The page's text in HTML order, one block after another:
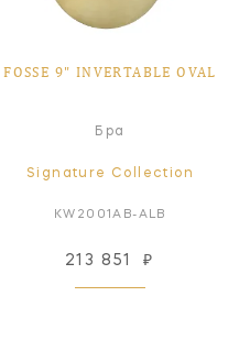
FOSSE 9" INVERTABLE OVAL
Бра
Signature Collection
KW2001AB-ALB
213 851 ₽